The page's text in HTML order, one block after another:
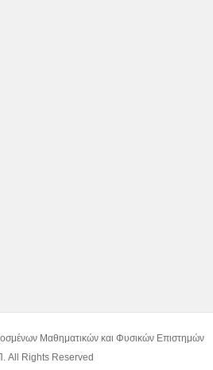
Μαθηματικών και Φυσικών Επιστημών
All Rights Reserved